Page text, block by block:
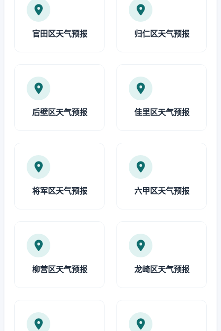
官田区天气预报 归仁区天气预报
后壁区天气预报 佳里区天气预报
将军区天气预报 六甲区天气预报
柳营区天气预报 龙崎区天气预报